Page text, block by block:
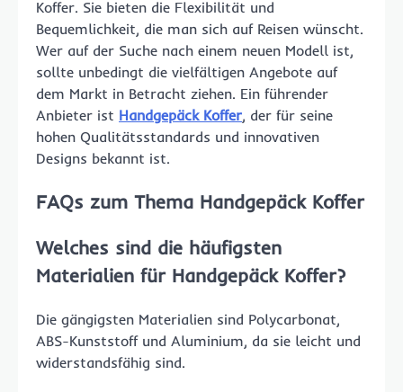
Koffer. Sie bieten die Flexibilität und
Bequemlichkeit, die man sich auf Reisen wünscht.
Wer auf der Suche nach einem neuen Modell ist,
sollte unbedingt die vielfältigen Angebote auf
dem Markt in Betracht ziehen. Ein führender
Anbieter ist Handgepäck Koffer, der für seine
hohen Qualitätsstandards und innovativen
Designs bekannt ist.
FAQs zum Thema Handgepäck Koffer
Welches sind die häufigsten
Materialien für Handgepäck Koffer?
Die gängigsten Materialien sind Polycarbonat,
ABS-Kunststoff und Aluminium, da sie leicht und
widerstandsfähig sind.